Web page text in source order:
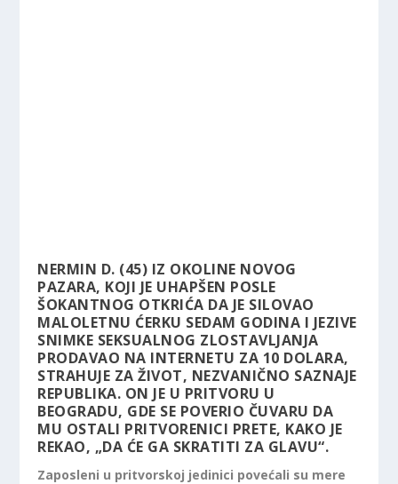
NERMIN D. (45) IZ OKOLINE NOVOG
PAZARA, KOJI JE UHAPŠEN POSLE
ŠOKANTNOG OTKRIĆA DA JE SILOVAO
MALOLETNU ĆERKU SEDAM GODINA I JEZIVE
SNIMKE SEKSUALNOG ZLOSTAVLJANJA
PRODAVAO NA INTERNETU ZA 10 DOLARA,
STRAHUJE ZA ŽIVOT, NEZVANIČNO SAZNAJE
REPUBLIKA. ON JE U PRITVORU U
BEOGRADU, GDE SE POVERIO ČUVARU DA
MU OSTALI PRITVORENICI PRETE, KAKO JE
REKAO, „DA ĆE GA SKRATITI ZA GLAVU“.
Zaposleni u pritvorskoj jedinici povećali su mere